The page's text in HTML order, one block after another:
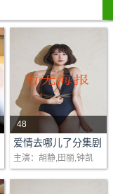
48
剧情：杜心月、顾宁、
罗丹和艾茉莉四位闺蜜
爱情去哪儿了分集剧
情介绍(1-35 集)大结
局
主演：胡静,田丽,钟凯